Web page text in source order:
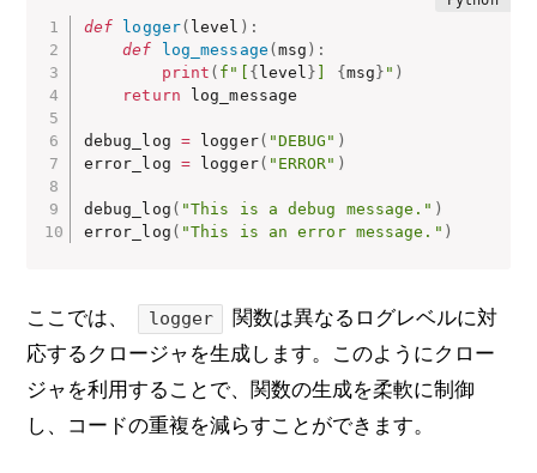
def logger( level ) :
def
log_message (msg ) :
print ( f"[ {level } ] {msg} " )
return log_message
debug_log = logger( "DEBUG" )
error_log = logger( "ERROR" )
debug_log ( "This is a debug message." )
error_log ( "This is an error message." )
ここでは、 logger
関数は異なるログレベルに対
応するクロージャを生成します。このようにクロー
ジャを利用することで、関数の生成を柔軟に制御
し、コードの重複を減らすことができます。